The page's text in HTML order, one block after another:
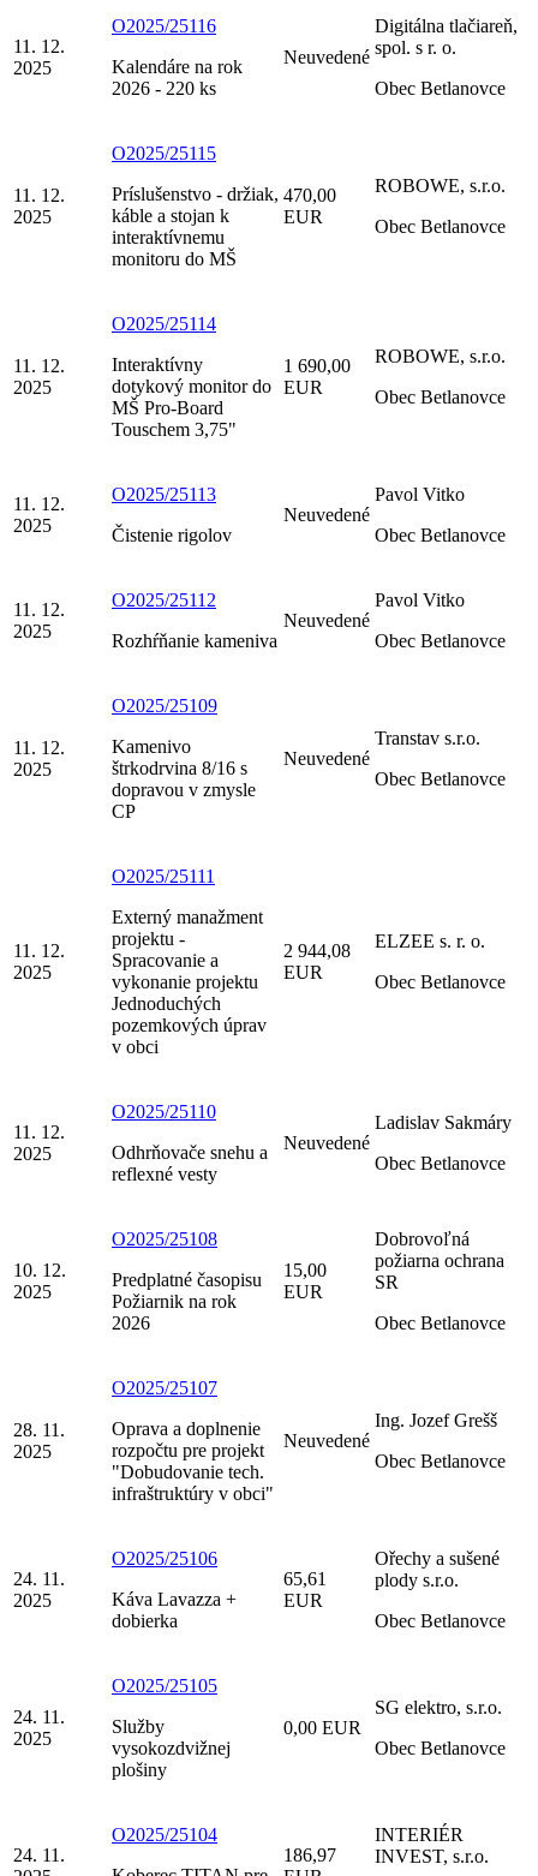
11. 12.
2025
O2025/25116
Kalendáre na rok
2026 - 220 ks
Neuvedené
Digitálna tlačiareň,
spol. s r. o.
Obec Betlanovce
11. 12.
2025
O2025/25115
Príslušenstvo - držiak,
káble a stojan k
interaktívnemu
monitoru do MŠ
470,00
EUR
ROBOWE, s.r.o.
Obec Betlanovce
11. 12.
2025
O2025/25114
Interaktívny
dotykový monitor do
MŠ Pro-Board
Touschem 3,75"
1 690,00
EUR
ROBOWE, s.r.o.
Obec Betlanovce
11. 12.
2025
O2025/25113
Čistenie rigolov
Neuvedené
Pavol Vitko
Obec Betlanovce
11. 12.
2025
O2025/25112
Rozhŕňanie kameniva
Neuvedené
Pavol Vitko
Obec Betlanovce
11. 12.
2025
O2025/25109
Kamenivo
štrkodrvina 8/16 s
dopravou v zmysle
CP
Neuvedené
Transtav s.r.o.
Obec Betlanovce
11. 12.
2025
O2025/25111
Externý manažment
projektu -
Spracovanie a
vykonanie projektu
Jednoduchých
pozemkových úprav
v obci
2 944,08
EUR
ELZEE s. r. o.
Obec Betlanovce
11. 12.
2025
O2025/25110
Odhrňovače snehu a
reflexné vesty
Neuvedené
Ladislav Sakmáry
Obec Betlanovce
10. 12.
2025
O2025/25108
Predplatné časopisu
Požiarnik na rok
2026
15,00
EUR
Dobrovoľná
požiarna ochrana
SR
Obec Betlanovce
28. 11.
2025
O2025/25107
Oprava a doplnenie
rozpočtu pre projekt
"Dobudovanie tech.
infraštruktúry v obci"
Neuvedené
Ing. Jozef Grešš
Obec Betlanovce
24. 11.
2025
O2025/25106
Káva Lavazza +
dobierka
65,61
EUR
Ořechy a sušené
plody s.r.o.
Obec Betlanovce
24. 11.
2025
O2025/25105
Služby
vysokozdvižnej
plošiny
0,00 EUR
SG elektro, s.r.o.
Obec Betlanovce
24. 11.
O2025/25104
186,97
INTERIÉR
INVEST, s.r.o.